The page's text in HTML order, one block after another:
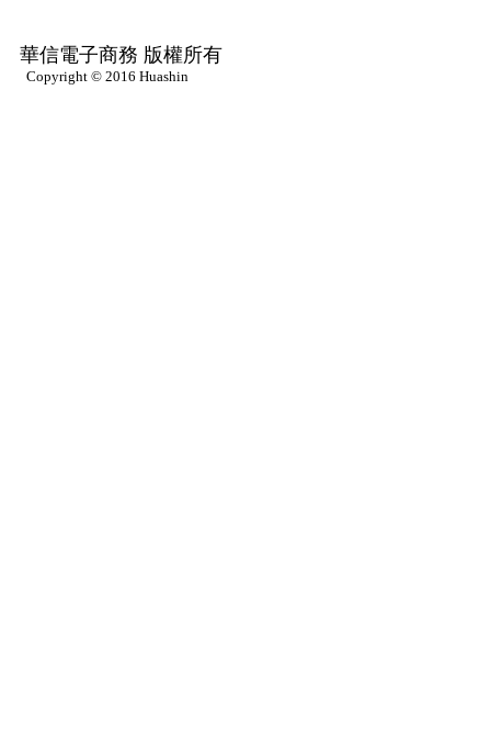
華信電子商務 版權所有
Copyright © 2016 Huashin